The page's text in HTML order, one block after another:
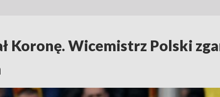
Koronę. Wicemistrz Polski